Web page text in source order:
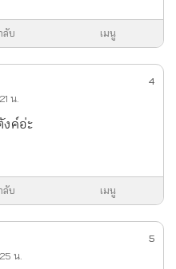
ลับ เมนู
น.
4
ค์อ่ะ
ลับ เมนู
น.
5